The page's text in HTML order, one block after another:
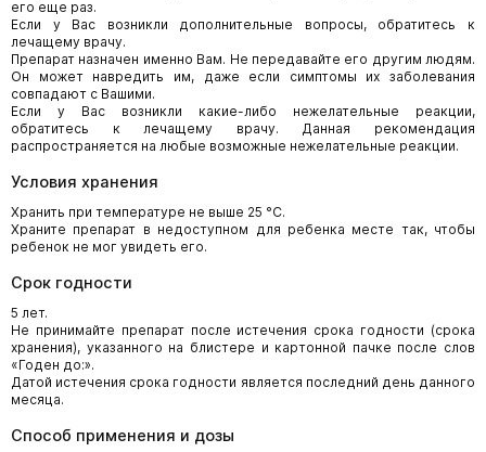
его еще раз.
Если у Вас возникли дополнительные вопросы, обратитесь к
лечащему врачу.
Препарат назначен именно Вам. Не передавайте его другим людям.
Он может навредить им, даже если симптомы их заболевания
совпадают с Вашими.
Если у Вас возникли какие-либо нежелательные реакции,
обратитесь к лечащему врачу. Данная рекомендация
распространяется на любые возможные нежелательные реакции.
Условия хранения
Хранить при температуре не выше 25 °С.
Храните препарат в недоступном для ребенка месте так, чтобы
ребенок не мог увидеть его.
Срок годности
5 лет.
Не принимайте препарат после истечения срока годности (срока
хранения), указанного на блистере и картонной пачке после слов
«Годен до:».
Датой истечения срока годности является последний день данного
месяца.
Способ применения и дозы